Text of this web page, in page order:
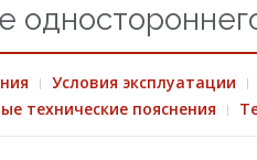
Условия эксплуатации
технические пояснения